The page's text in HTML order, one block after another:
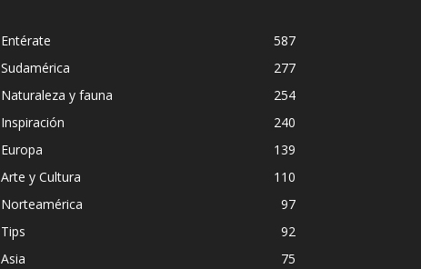
Entérate
587
Sudamérica
277
Naturaleza y fauna
254
Inspiración
240
Europa
139
Arte y Cultura
110
Norteamérica
97
Tips
92
Asia
75